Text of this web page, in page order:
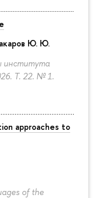
Ю. Ю.
института
Т. 22. № 1.
approaches to
of the